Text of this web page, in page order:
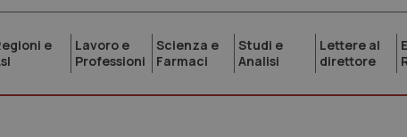
e
Lavoro e
Professioni
Scienza e
Farmaci
Studi e
Analisi
Lettere al
direttore